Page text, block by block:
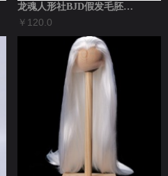
龙魂人形社BJD假发毛胚发 龙太子•敖祈...
￥120.0